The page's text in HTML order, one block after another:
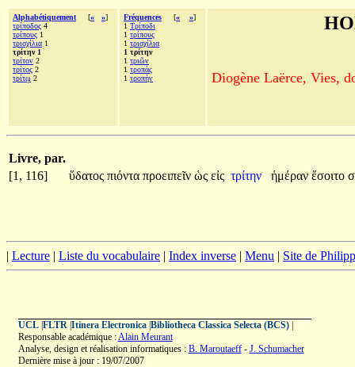
Alphabétiquement [« »]
τρίποδος 4
τρίπους 1
τρισχίλια 1
τρίτην 1
τρίτον 2
τρίτος 2
τρίτῳ 2
Fréquences [« »]
1 Τρίποδι
1 τρίπους
1 τρισχίλια
1 τρίτην
1 τριῶν
1 τροπὰς
1 τροπὴν Diogène Laërce, Vies,
Livre, par.
[1, 116]
ὕδατος πιόντα προειπεῖν ὡς εἰς τρίτην ἡμέραν ἔσοιτο
| Lecture | Liste du vocabulaire | Index inverse | Menu | Site de
UCL| FLTR| Itinera Electronica| Bibliotheca Classica Selecta (BCS)|
Responsable académique :Alain Meurant
Analyse, design et réalisation informatiques : B. Maroutaeff- J. Schumacher
Dernière mise à jour : 19/07/2007